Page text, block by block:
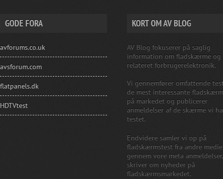
GODE FORA
avforums.co.uk
avsforum.com
flatpanels.dk
HDTVtest
KORT OM AV BLOG
AV Blog fokuserer på saglig
information om fladskærme og
relateret forbrugerelektronik.
Vi gennemfører omfattende
de mest interessante
på markedet og publicerer
anmeldelser af de skærme vi
testet.
Endvidere samler vi op på
fladskærmstest fra andre
gennem vore meta
skriver om nyheder på
fladskærmsmarkedet.